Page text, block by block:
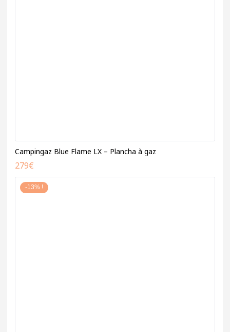
Campingaz Blue Flame LX – Plancha à gaz
279€
-13% !